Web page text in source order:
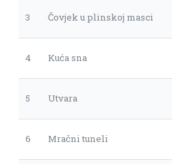
3 Čovjek u plinskoj masci
4 Kuća sna
5 Utvara
6 Mračni tuneli